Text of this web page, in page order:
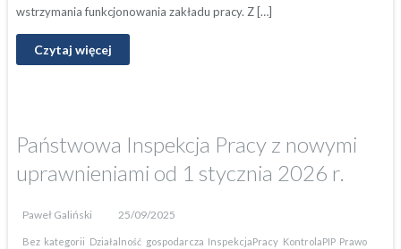
wstrzymania funkcjonowania zakładu pracy. Z […]
Czytaj więcej
Państwowa Inspekcja Pracy z nowymi
uprawnieniami od 1 stycznia 2026 r.
Paweł Galiński 25/09/2025
Bez kategorii Działalność gospodarcza InspekcjaPracy KontrolaPIP Prawo